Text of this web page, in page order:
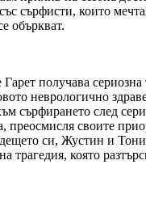
сърфисти, които
объркват.
получава сериозна
неврологично
сърфирането след
преосмисля своите
си, Жустин и
трагедия, която